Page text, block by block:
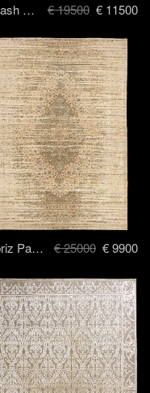
Abrash shag - 250x300 cm € 19500 € 11500
Tabriz Park Stomped - 250x300 cm € 25000 € 9900